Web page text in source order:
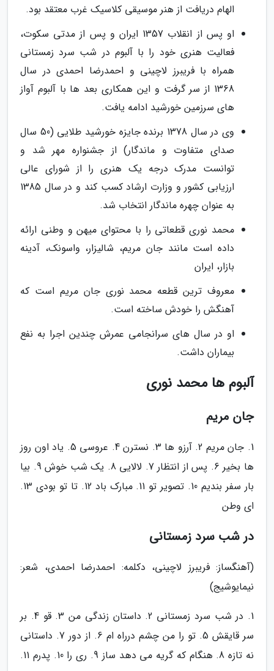
الهام دریافت از هنر موسیقی کلاسیک غرب معتقد بود.
او پس از انقلاب 1357 ایران و پس از مدتی سکوت،
فعالیت هنری خود را با آلبوم در شب سرد زمستانی
همراه با فریبرز لاچینی و احمدرضا احمدی در سال
1368 از سر گرفت و این همکاری بعد ها با آلبوم آواز
های سرزمین خورشید ادامه یافت.
وی در سال 1378 برنده جایزه خورشید طلایی (50 سال
صدای متفاوت و ماندگار) از جشنواره مهر شد و
توانست مدرک درجه یک هنری را از شورای عالی
ارزیابی کشور و وزارت ارشاد کسب کند و در سال 1385
به عنوان چهره ماندگار انتخاب شد.
محمد نوری قطعاتی را با محتوای میهن و وطنی ارائه
داده است مانند جان مریم، شالیزار، واسونک، آدینه
بازار، ایران
معروف ترین قطعه محمد نوری جان مریم است که
آهنگش را خودش ساخته است.
او در سال های سرانجامی عمرش چندین اجرا به نفع
بیماران داشت.
آلبوم ها محمد نوری
جان مریم
1. جان مریم 2. آرزو ها 3. نسترن 4. عروسی 5. یاد اون روز
ها بخیر 6. پس از انتظار 7. لالایی 8. یک شب خوش 9. بیا
بار سفر بندیم 10. تصویر تو 11. مبارک باد 12. تا تو بودی 13.
ای وطن
در شب سرد زمستانی
(آهنگساز: فریبرز لاچینی، دکلمه: احمدرضا احمدی، شعر:
نیمایوشیج)
1. در شب سرد زمستانی 2. داستان زندگی من 3. قو 4. بر
سر قایقش 5. تو را من چشم درراه ام 6. از دور 7. داستانی
نه تازه 8. هنگام که گریه می دهد ساز 9. ری را 10. پدرم 11.